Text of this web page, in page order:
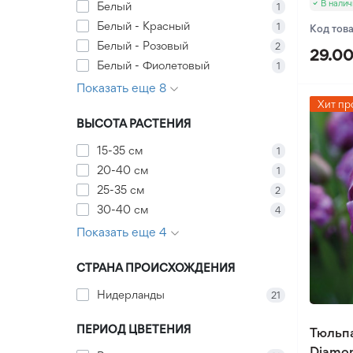
Аллиум Гигантский
Аллиумы Декоративные
Анемона
Безвременник (Колхикум)
Калла
Мускарии
Полиантес
Ранункулюс Лютик
Тигридия
Фритиллярии
Цикламен
Гладиолус
Гладиолус Крупноцветковый
Гладиолус Миниатюрный
Лилия
Лилия ОТ Гибрид
Лилия Азиатская
Прочие луковичные
Бегония
Ирисы Бородатые (Германика)
Ирис Пумила
Книфофия
Сангвинария
Юкка
Семена Тыквы
Семена Фасоли
Семена Сельдерей
Семена Стевии
Семена Укропа
Семена Черемши
Семена Щавеля
Белый
1
Белый - Красный 1
Белый - Розовый 2
Белый - Фиолетовый 1
Показать еще 8
ВЫСОТА РАСТЕНИЯ
15-35 см
1
20-40 см 1
25-35 см 2
30-40 см 4
Показать еще 4
СТРАНА ПРОИСХОЖДЕНИЯ
Нидерланды
21
ПЕРИОД ЦВЕТЕНИЯ
В
Код
Хит